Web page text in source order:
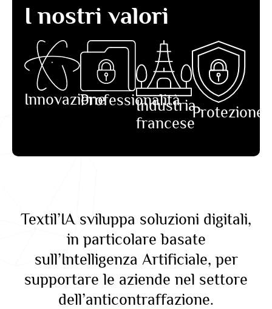
I nostri valori
InnovazioneProfessionalità
Industria
francese
Protezione
Textil’IA sviluppa soluzioni digitali,
in particolare basate
sull’Intelligenza Artificiale, per
supportare le aziende nel settore
dell’anticontraffazione.